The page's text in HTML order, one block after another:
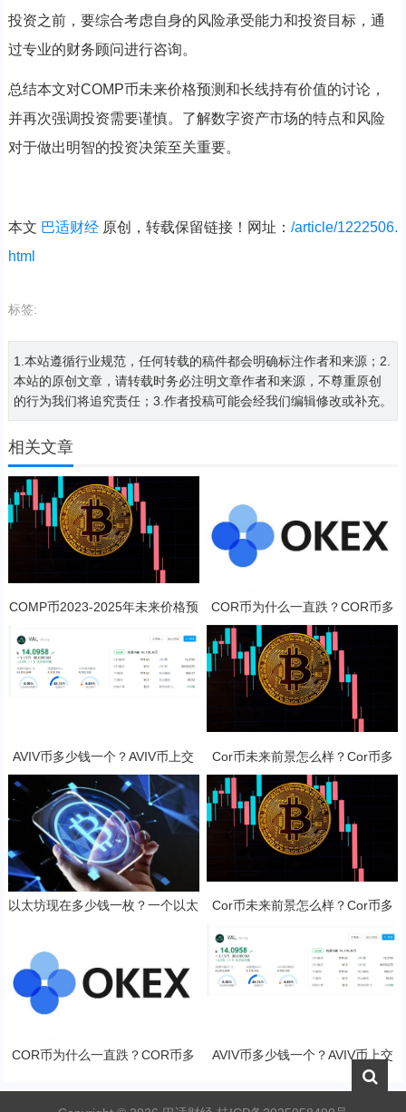
投资之前，要综合考虑自身的风险承受能力和投资目标，通
过专业的财务顾问进行咨询。
总结本文对COMP币未来价格预测和长线持有价值的讨论，
并再次强调投资需要谨慎。了解数字资产市场的特点和风险
对于做出明智的投资决策至关重要。
本文 巴适财经原创，转载保留链接！网址： /article/1222506.
html
标签:
1.本站遵循行业规范，任何转载的稿件都会明确标注作者和来源；2.
本站的原创文章，请转载时务必注明文章作者和来源，不尊重原创
的行为我们将追究责任；3.作者投稿可能会经我们编辑修改或补充。
相关文章
COMP币2023-2025年未来价格预
COR币为什么一直跌？COR币多
少钱一枚？
AVIV币多少钱一个？AVIV币上交
易所了吗？
Cor币未来前景怎么样？Cor币多
少钱一枚？
以太坊现在多少钱一枚？一个以太
Cor币未来前景怎么样？Cor币多
COR币为什么一直跌？COR币多
AVIV币多少钱一个？AVIV币上交